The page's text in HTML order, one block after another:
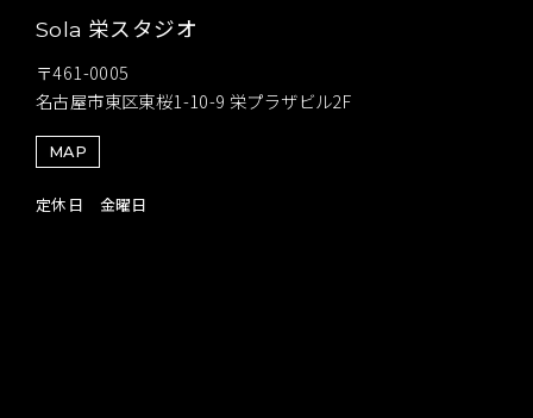
Sola 栄スタジオ
〒461-0005
名古屋市東区東桜1-10-9 栄プラザビル2F
MAP
定休日 金曜日